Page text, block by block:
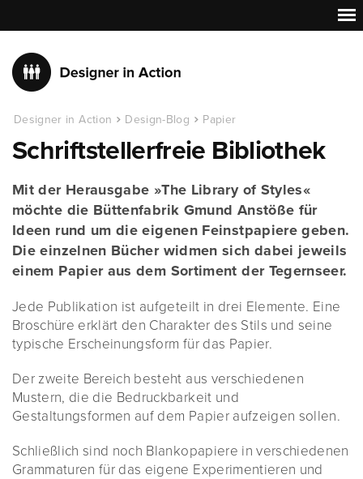
Designer in Action Design-Blog Papier
Schriftstellerfreie Bibliothek
Mit der Herausgabe »The Library of Styles«
möchte die Büttenfabrik Gmund Anstöße für
Ideen rund um die eigenen Feinstpapiere geben.
Die einzelnen Bücher widmen sich dabei jeweils
einem Papier aus dem Sortiment der Tegernseer.
Jede Publikation ist aufgeteilt in drei Elemente. Eine
Broschüre erklärt den Charakter des Stils und seine
typische Erscheinungsform für das Papier.
Der zweite Bereich besteht aus verschiedenen
Mustern, die die Bedruckbarkeit und
Gestaltungsformen auf dem Papier aufzeigen sollen.
Schließlich sind noch Blankopapiere in verschiedenen
Grammaturen für das eigene Experimentieren und